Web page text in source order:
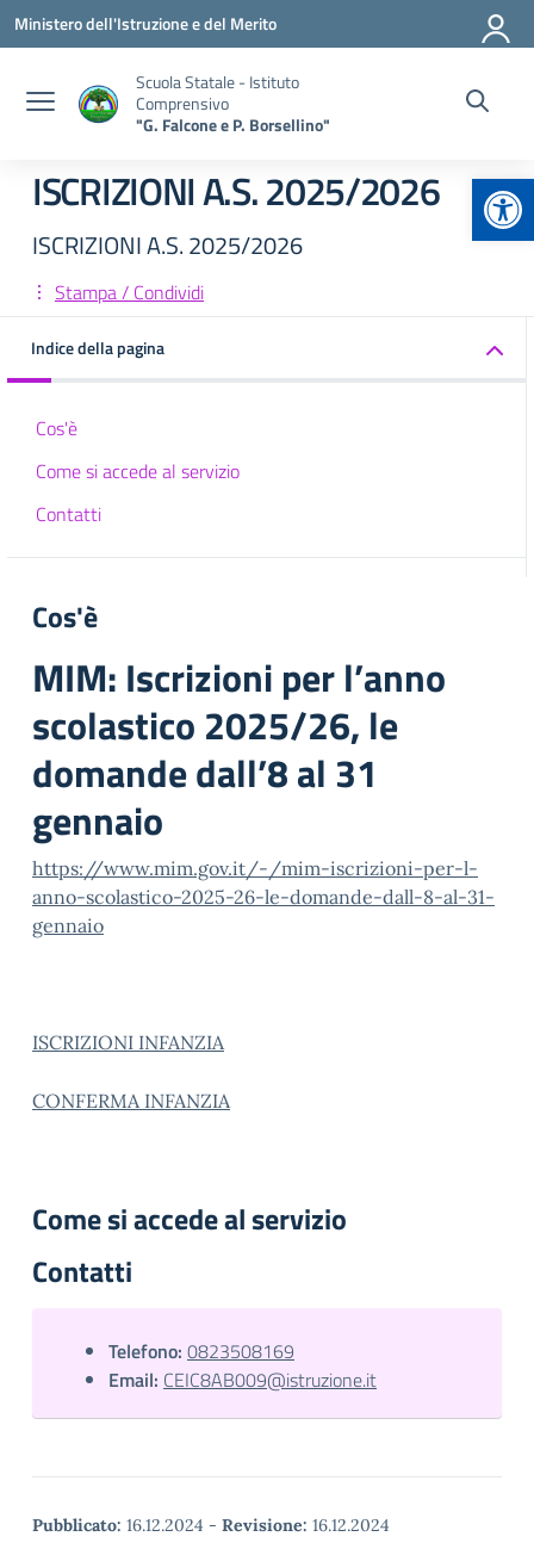
Vai ai contenuti
Vai al menu di navigazione
Vai al footer
Ministero dell'Istruzione e del Merito
Scuola Statale - Istituto
Comprensivo
"G. Falcone e P. Borsellino"
ISCRIZIONI A.S. 2025/2026
ISCRIZIONI A.S. 2025/2026
Stampa / Condividi
Indice della pagina
Cos'è
Come si accede al servizio
Contatti
Cos'è
MIM: Iscrizioni per l’anno
scolastico 2025/26, le
domande dall’8 al 31
gennaio
https://www.mim.gov.it/-/mim-iscrizioni-per-l-
anno-scolastico-2025-26-le-domande-dall-8-al-31-
gennaio
ISCRIZIONI INFANZIA
CONFERMA INFANZIA
Come si accede al servizio
Contatti
Telefono: 0823508169
Email: CEIC8AB009@istruzione.it
Pubblicato: 16.12.2024 - Revisione: 16.12.2024